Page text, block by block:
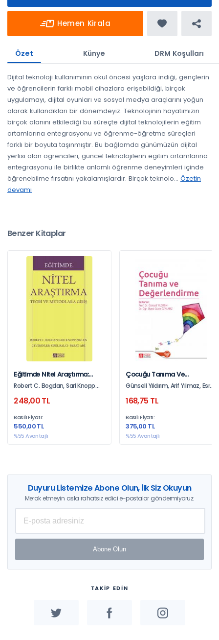
Hemen Kirala
Özet Künye DRM Koşulları
Dijital teknoloji kullanımının okul öncesi yaşlara indiği, gençlerin
ve öğrencilerin farklı mobil cihazlara erişebildiği, birçok
uygulamayı, dijital oyunları ve sosyal medya araçlarını yoğun
olarak kullandıkları bir dönemdeyiz. Teknolojinin hayatımızın
birçok alanını etkilediği bu süreçte dijital teknolojilerin eğitim
ortamlarına entegrasyonu ve öğrenme-öğretme süreçleri
farklı bir boyuta taşınmıştır. Bu bağlamda günümüzün dijital
yerlisi olan öğrencileri, güncel teknolojilerin eğitim ortamlarına
entegrasyonu ile birlikte anlamlı öğrenme deneyimleri içinde
öğrenebilme fırsatını yakalamışlardır. Birçok teknolo... Özetin
devamı
Benzer Kitaplar
Eğitimde Nitel Araştırma:
Teori Ve Metodlara Giriş
Robert C. Bogdan, Sari Knopp
248,00 TL
Basılı Fiyatı:
550,00 TL
%55 Avantajlı
Çocuğu Tanıma Ve
Değerlendirme
Günseli Yıldırım, Arif Yılmaz, Esra
168,75 TL
Basılı Fiyatı:
375,00 TL
%55 Avantajlı
Duyuru Listemize Abone Olun, İlk Siz Okuyun
Merak etmeyin asla rahatsız edici e-postalar göndermiyoruz.
Abone Olun
TAKİP EDİN